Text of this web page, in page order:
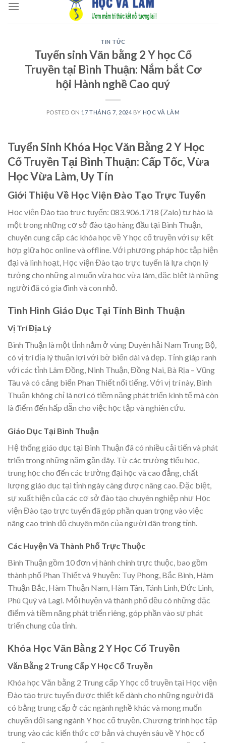
TIN TỨC
Tuyển sinh Văn bằng 2 Y học Cổ
Truyền tại Bình Thuận: Nắm bắt Cơ
hội Hành nghề Cao quý
POSTED ON 17 THÁNG 7, 2024 BY HỌC VÀ LÀM
Tuyển Sinh Khóa Học Văn Bằng 2 Y Học
Cổ Truyền Tại Bình Thuận: Cấp Tốc, Vừa
Học Vừa Làm, Uy Tín
Giới Thiệu Về Học Viện Đào Tạo Trực Tuyến
Học viện Đào tạo trực tuyến: 083.906.1718 (Zalo) tự hào là
một trong những cơ sở đào tạo hàng đầu tại Bình Thuận,
chuyên cung cấp các khóa học về Y học cổ truyền với sự kết
hợp giữa học online và offline. Với phương pháp học tập hiện
đại và linh hoạt, Học viện Đào tạo trực tuyến là lựa chọn lý
tưởng cho những ai muốn vừa học vừa làm, đặc biệt là những
người đã có gia đình và con nhỏ.
Tình Hình Giáo Dục Tại Tỉnh Bình Thuận
Vị Trí Địa Lý
Bình Thuận là một tỉnh nằm ở vùng Duyên hải Nam Trung Bộ,
có vị trí địa lý thuận lợi với bờ biển dài và đẹp. Tỉnh giáp ranh
với các tỉnh Lâm Đồng, Ninh Thuận, Đồng Nai, Bà Rịa – Vũng
Tàu và có cảng biển Phan Thiết nổi tiếng. Với vị trí này, Bình
Thuận không chỉ là nơi có tiềm năng phát triển kinh tế mà còn
là điểm đến hấp dẫn cho việc học tập và nghiên cứu.
Giáo Dục Tại Bình Thuận
Hệ thống giáo dục tại Bình Thuận đã có nhiều cải tiến và phát
triển trong những năm gần đây. Từ các trường tiểu học,
trung học cho đến các trường đại học và cao đẳng, chất
lượng giáo dục tại tỉnh ngày càng được nâng cao. Đặc biệt,
sự xuất hiện của các cơ sở đào tạo chuyên nghiệp như Học
viện Đào tạo trực tuyến đã góp phần quan trọng vào việc
nâng cao trình độ chuyên môn của người dân trong tỉnh.
Các Huyện Và Thành Phố Trực Thuộc
Bình Thuận gồm 10 đơn vị hành chính trực thuộc, bao gồm
thành phố Phan Thiết và 9 huyện: Tuy Phong, Bắc Bình, Hàm
Thuận Bắc, Hàm Thuận Nam, Hàm Tân, Tánh Linh, Đức Linh,
Phú Quý và Lagi. Mỗi huyện và thành phố đều có những đặc
điểm và tiềm năng phát triển riêng, góp phần vào sự phát
triển chung của tỉnh.
Khóa Học Văn Bằng 2 Y Học Cổ Truyền
Văn Bằng 2 Trung Cấp Y Học Cổ Truyền
Khóa học Văn bằng 2 Trung cấp Y học cổ truyền tại Học viện
Đào tạo trực tuyến được thiết kế dành cho những người đã
có bằng trung cấp ở các ngành nghề khác và mong muốn
chuyển đổi sang ngành Y học cổ truyền. Chương trình học tập
trung vào các kiến thức cơ bản và chuyên sâu về Y học cổ